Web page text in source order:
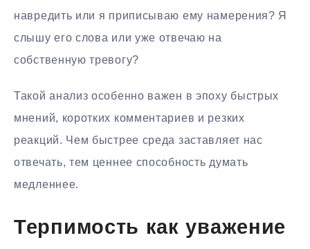
навредить или я приписываю ему намерения? Я
слышу его слова или уже отвечаю на
собственную тревогу?
Такой анализ особенно важен в эпоху быстрых
мнений, коротких комментариев и резких
реакций. Чем быстрее среда заставляет нас
отвечать, тем ценнее способность думать
медленнее.
Терпимость как уважение